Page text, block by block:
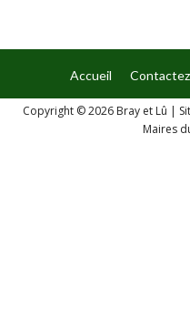
Accueil
Copyright © 2026 Bray et Lû |
Maires